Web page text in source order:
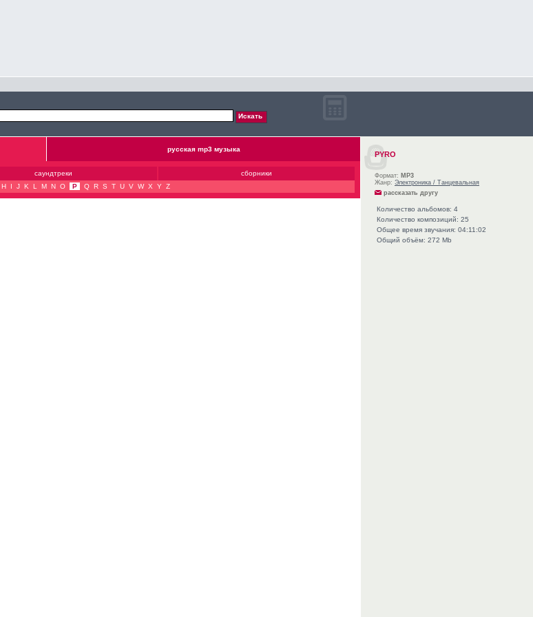
русская mp3 музыка
саундтреки
сборники
H I J K L M N O P Q R S T U V W X Y Z
PYRO
Формат: MP3
Жанр: Электроника / Танцевальная
рассказать другу
Количество альбомов: 4
Количество композиций: 25
Общее время звучания: 04:11:02
Общий объём: 272 Mb